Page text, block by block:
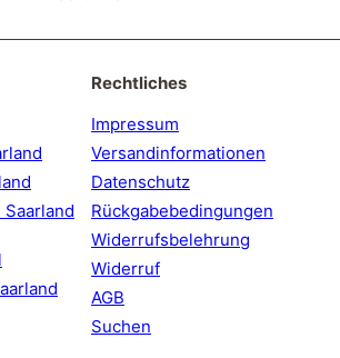
Rechtliches
Impressum
Versandinformationen
Datenschutz
Rückgabebedingungen
Widerrufsbelehrung
Widerruf
AGB
Suchen